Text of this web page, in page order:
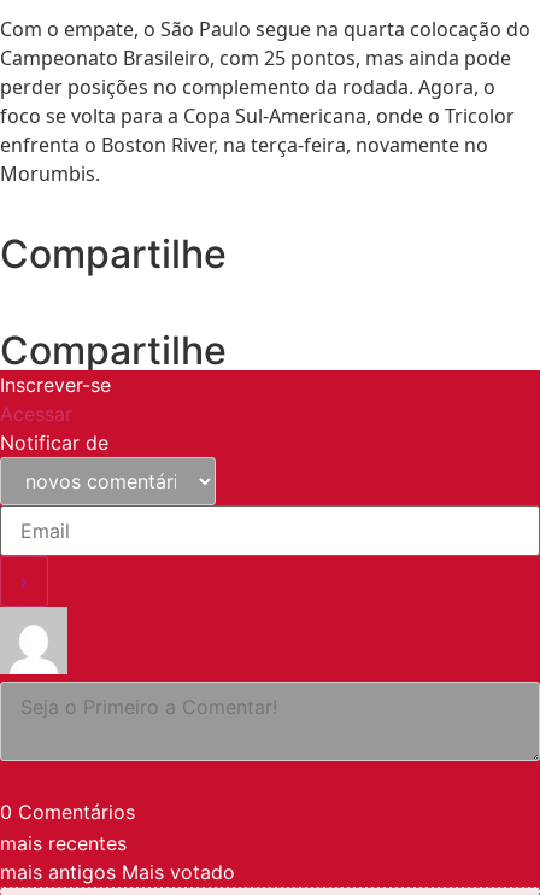
Com o empate, o São Paulo segue na quarta colocação do
Campeonato Brasileiro, com 25 pontos, mas ainda pode
perder posições no complemento da rodada. Agora, o
foco se volta para a Copa Sul-Americana, onde o Tricolor
enfrenta o Boston River, na terça-feira, novamente no
Morumbis.
Compartilhe
Compartilhe
Inscrever-se
Acessar
Notificar de
0 Comentários
mais recentes
mais antigos Mais votado